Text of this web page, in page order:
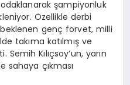
şampiyonluk
Özellikle derbi
beklenen genç forvet, milli
takıma katılmış ve
Kılıçsoy’un, yarın
sahaya çıkması